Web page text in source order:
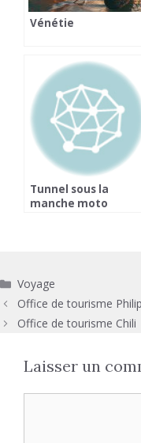
Vénétie
Tunnel sous la
manche moto
Catégories
Voyage
Office de tourisme
Office de tourisme Chili
Laisser un